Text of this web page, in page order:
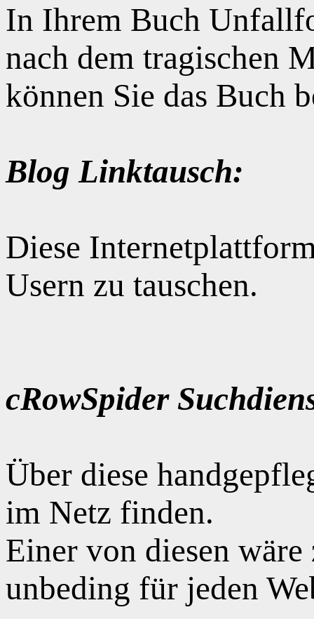
In Ihrem Buch
nach dem tragischen
können Sie das Buch
Blog Linktausch:
Diese
Usern zu tauschen.
cRowSpider
Über diese
im Netz finden.
Einer von diesen
unbeding für jeden